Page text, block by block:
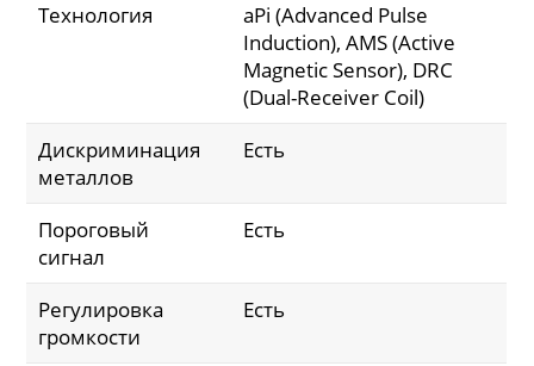
Технология
aPi (Advanced Pulse
Induction), AMS (Active
Magnetic Sensor), DRC
(Dual-Receiver Coil)
Дискриминация
металлов
Есть
Пороговый
сигнал
Есть
Регулировка
громкости
Есть